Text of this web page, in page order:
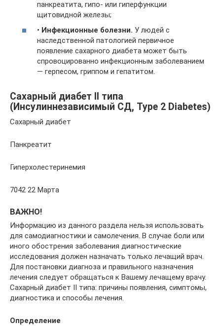
панкреатита, гипо- или гиперфункции
щитовидной железы;
• Инфекционные болезни. У людей с
наследственной патологией первичное
появление сахарного диабета может быть
спровоцированно инфекционным заболеванием
— герпесом, гриппом и гепатитом.
Сахарный диабет II типа
(Инсулиннезависимый СД, Type 2 Diabetes)
Сахарный диабет
Панкреатит
Гиперхолестеринемия
7042 22 Марта
ВАЖНО!
Информацию из данного раздела нельзя использовать
для самодиагностики и самолечения. В случае боли или
иного обострения заболевания диагностические
исследования должен назначать только лечащий врач.
Для постановки диагноза и правильного назначения
лечения следует обращаться к Вашему лечащему врачу.
Сахарный диабет II типа: причины появления, симптомы,
диагностика и способы лечения.
Определение